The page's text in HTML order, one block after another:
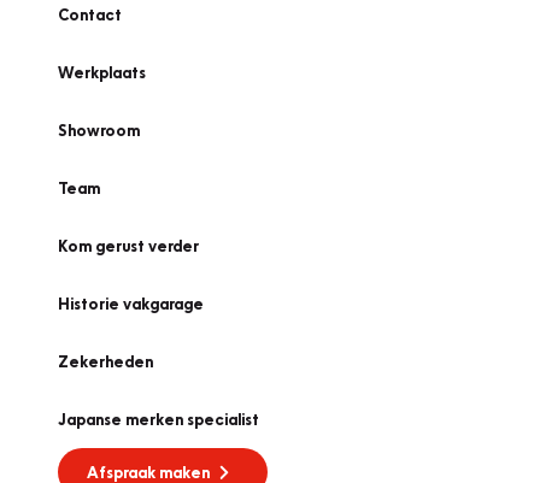
Contact
Werkplaats
Showroom
Team
Kom gerust verder
Historie vakgarage
Zekerheden
Japanse merken specialist
Afspraak maken